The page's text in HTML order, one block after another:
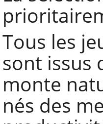
Tous les
sont issus
monte
nés des